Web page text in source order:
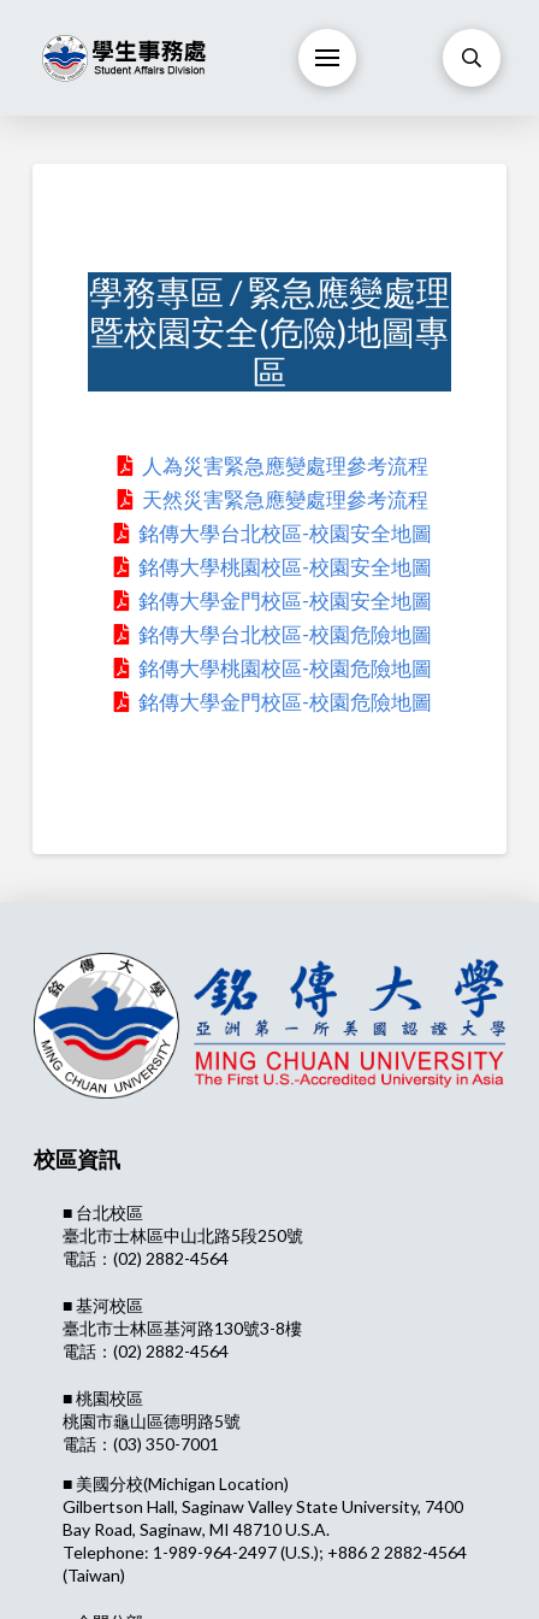
學務專區 / 緊急應變處理
暨校園安全(危險)地圖專
區
人為災害緊急應變處理參考流程
天然災害緊急應變處理參考流程
銘傳大學台北校區-校園安全地圖
銘傳大學桃園校區-校園安全地圖
銘傳大學金門校區-校園安全地圖
銘傳大學台北校區-校園危險地圖
銘傳大學桃園校區-校園危險地圖
銘傳大學金門校區-校園危險地圖
校區資訊
■ 台北校區
臺北市士林區中山北路5段250號
電話：(02) 2882-4564
■ 基河校區
臺北市士林區基河路130號3-8樓
電話：(02) 2882-4564
■ 桃園校區
桃園市龜山區德明路5號
電話：(03) 350-7001
■ 美國分校(Michigan Location)
Gilbertson Hall, Saginaw Valley State University, 7400
Bay Road, Saginaw, MI 48710 U.S.A.
Telephone: 1-989-964-2497 (U.S.); +886 2 2882-4564
(Taiwan)